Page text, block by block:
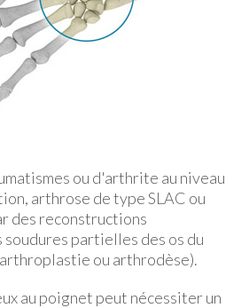
ou d'arthrite au niveau
arthrose de type SLAC ou
des reconstructions
partielles des os du
ou arthrodèse).
au poignet peut nécessiter un